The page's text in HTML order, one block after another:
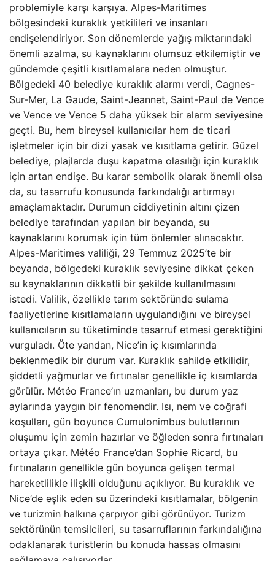
problemiyle karşı karşıya. Alpes-Maritimes
bölgesindeki kuraklık yetkilileri ve insanları
endişelendiriyor. Son dönemlerde yağış miktarındaki
önemli azalma, su kaynaklarını olumsuz etkilemiştir ve
gündemde çeşitli kısıtlamalara neden olmuştur.
Bölgedeki 40 belediye kuraklık alarmı verdi, Cagnes-
Sur-Mer, La Gaude, Saint-Jeannet, Saint-Paul de Vence
ve Vence ve Vence 5 daha yüksek bir alarm seviyesine
geçti. Bu, hem bireysel kullanıcılar hem de ticari
işletmeler için bir dizi yasak ve kısıtlama getirir. Güzel
belediye, plajlarda duşu kapatma olasılığı için kuraklık
için artan endişe. Bu karar sembolik olarak önemli olsa
da, su tasarrufu konusunda farkındalığı artırmayı
amaçlamaktadır. Durumun ciddiyetinin altını çizen
belediye tarafından yapılan bir beyanda, su
kaynaklarını korumak için tüm önlemler alınacaktır.
Alpes-Maritimes valiliği, 29 Temmuz 2025’te bir
beyanda, bölgedeki kuraklık seviyesine dikkat çeken
su kaynaklarının dikkatli bir şekilde kullanılmasını
istedi. Valilik, özellikle tarım sektöründe sulama
faaliyetlerine kısıtlamaların uygulandığını ve bireysel
kullanıcıların su tüketiminde tasarruf etmesi gerektiğini
vurguladı. Öte yandan, Nice’in iç kısımlarında
beklenmedik bir durum var. Kuraklık sahilde etkilidir,
şiddetli yağmurlar ve fırtınalar genellikle iç kısımlarda
görülür. Météo France’ın uzmanları, bu durum yaz
aylarında yaygın bir fenomendir. Isı, nem ve coğrafi
koşulları, gün boyunca Cumulonimbus bulutlarının
oluşumu için zemin hazırlar ve öğleden sonra fırtınaları
ortaya çıkar. Météo France’dan Sophie Ricard, bu
fırtınaların genellikle gün boyunca gelişen termal
hareketlilikle ilişkili olduğunu açıklıyor. Bu kuraklık ve
Nice’de eşlik eden su üzerindeki kısıtlamalar, bölgenin
ve turizmin halkına çarpıyor gibi görünüyor. Turizm
sektörünün temsilcileri, su tasarruflarının farkındalığına
odaklanarak turistlerin bu konuda hassas olmasını